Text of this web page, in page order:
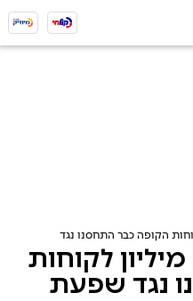
הקופה כבר התחסנו נגד שפעת
לקוחות
נגד שפעת